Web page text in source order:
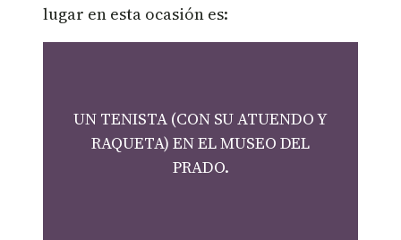
lugar en esta ocasión es:
UN TENISTA (CON SU ATUENDO Y
RAQUETA) EN EL MUSEO DEL
PRADO.